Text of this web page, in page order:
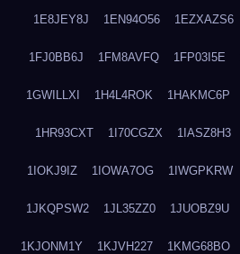
1E8JEY8J 1EN94O56 1EZXAZS6
1FJ0BB6J 1FM8AVFQ 1FP03I5E
1GWILLXI 1H4L4ROK 1HAKMC6P
1HR93CXT 1I70CGZX 1IASZ8H3
1IOKJ9IZ 1IOWA7OG 1IWGPKRW
1JKQPSW2 1JL35ZZ0 1JUOBZ9U
1KJONM1Y 1KJVH227 1KMG68BO